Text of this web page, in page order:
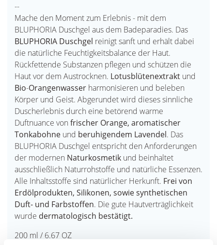
--
Mache den Moment zum Erlebnis - mit dem
BLUPHORIA Duschgel aus dem Badeparadies. Das
BLUPHORIA Duschgel reinigt sanft und erhält dabei
die natürliche Feuchtigkeitsbalance der Haut.
Rückfettende Substanzen pflegen und schützen die
Haut vor dem Austrocknen. Lotusblütenextrakt und
Bio-Orangenwasser harmonisieren und beleben
Körper und Geist. Abgerundet wird dieses sinnliche
Duscherlebnis durch eine betörend warme
Duftnuance vonfrischer Orange, aromatischer
Tonkabohne und beruhigendem Lavendel. Das
BLUPHORIA Duschgel entspricht den Anforderungen
der modernen Naturkosmetik und beinhaltet
ausschließlich Naturrohstoffe und natürliche Essenzen.
Alle Inhaltsstoffe sind natürlicher Herkunft. Frei von
Erdölprodukten, Silikonen, sowie synthetischen
Duft- und Farbstoffen. Die gute Hautverträglichkeit
wurde dermatologisch bestätigt.
200 ml / 6.67 OZ